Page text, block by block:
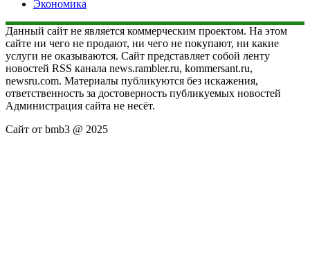
Экономика
Данный сайт не является коммерческим проектом. На этом
сайте ни чего не продают, ни чего не покупают, ни какие
услуги не оказываются. Сайт представляет собой ленту
новостей RSS канала news.rambler.ru, kommersant.ru,
newsru.com. Материалы публикуются без искажения,
ответственность за достоверность публикуемых новостей
Администрация сайта не несёт.
Сайт от bmb3 @ 2025